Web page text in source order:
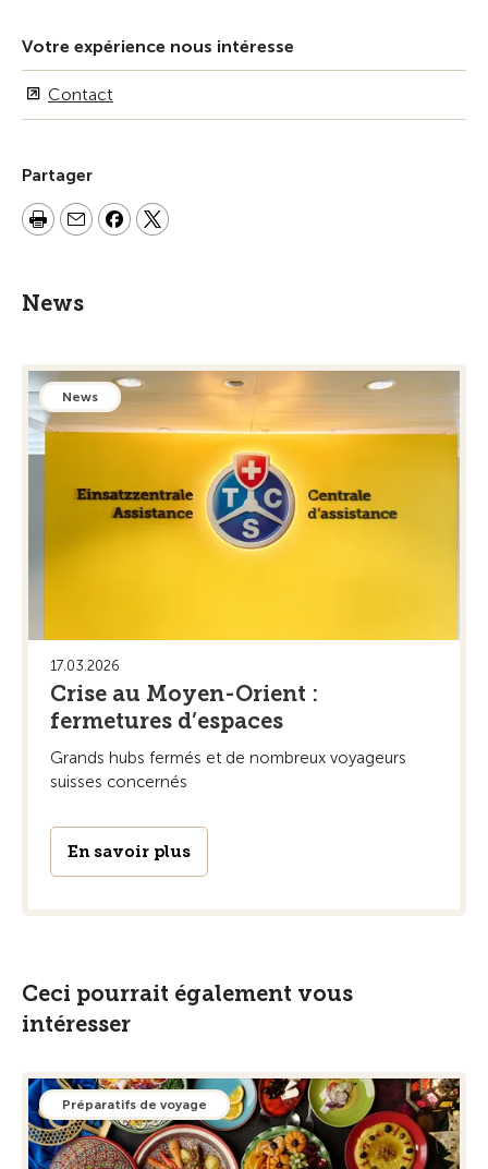
Votre expérience nous intéresse
Contact
Partager
News
News
17.03.2026
Crise au Moyen-Orient :
fermetures d’espaces
Grands hubs fermés et de nombreux voyageurs
suisses concernés
En savoir plus
Ceci pourrait également vous
intéresser
Préparatifs de voyage